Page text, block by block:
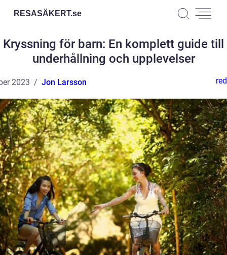
RESASÄKERT.se
Kryssning för barn: En komplett guide till
underhållning och upplevelser
2023 Jon Larsson